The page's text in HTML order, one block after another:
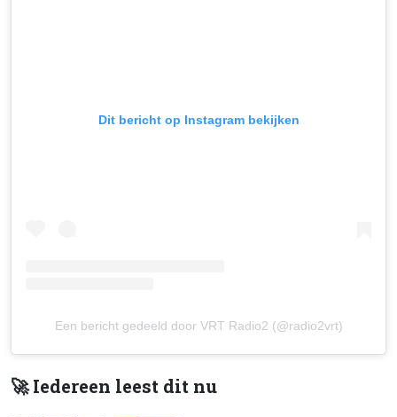
Dit bericht op Instagram bekijken
Een bericht gedeeld door VRT Radio2 (@radio2vrt)
🚀 Iedereen leest dit nu